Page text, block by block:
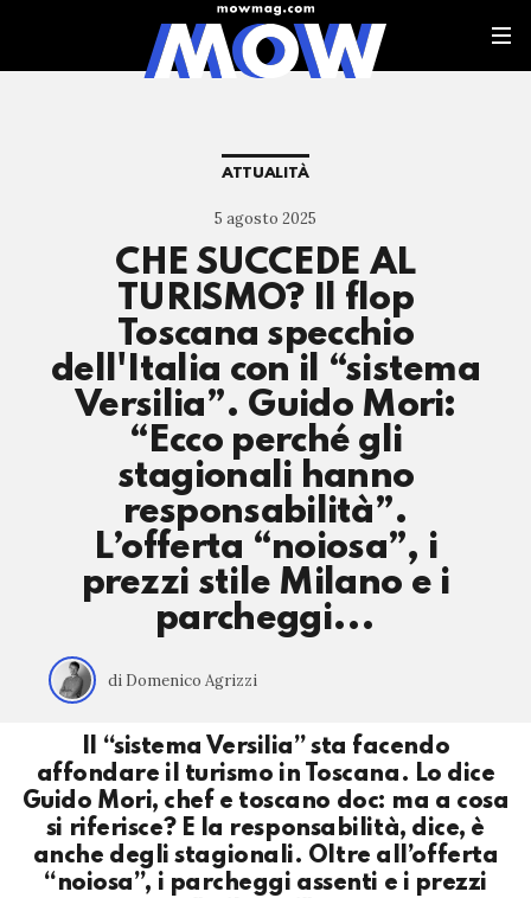
ATTUALITÀ
5 agosto 2025
CHE SUCCEDE AL
TURISMO? Il flop
Toscana specchio
dell'Italia con il “sistema
Versilia”. Guido Mori:
“Ecco perché gli
stagionali hanno
responsabilità”.
L’offerta “noiosa”, i
prezzi stile Milano e i
parcheggi...
di Domenico Agrizzi
Il “sistema Versilia” sta facendo
affondare il turismo in Toscana. Lo dice
Guido Mori, chef e toscano doc: ma a cosa
si riferisce? E la responsabilità, dice, è
anche degli stagionali. Oltre all’offerta
“noiosa”, i parcheggi assenti e i prezzi